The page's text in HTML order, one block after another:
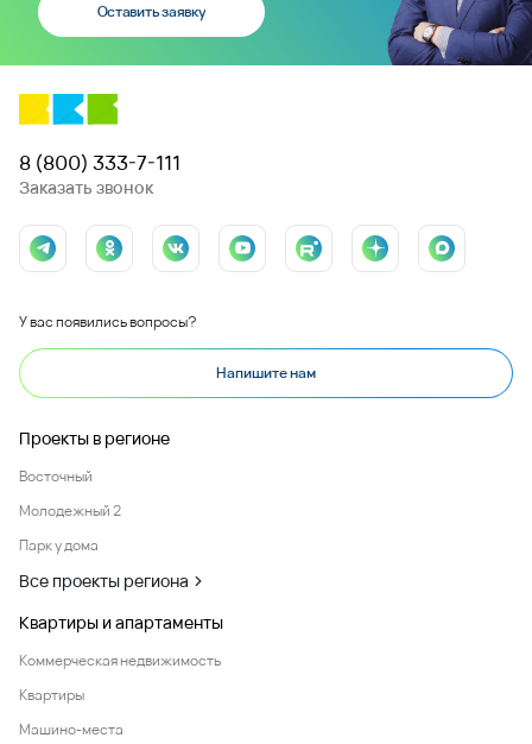
Оставить заявку
8 (800) 333-7-111
Заказать звонок
У вас появились вопросы?
Напишите нам
Проекты в регионе
Восточный
Молодежный 2
Парк у дома
Все проекты региона
Квартиры и апартаменты
Коммерческая недвижимость
Квартиры
Машино-места